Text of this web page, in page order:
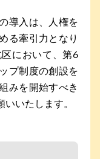
導入は、人権を
る牽引力となり
において、第6
プ制度の創設を
みを開始すべき
いたします。